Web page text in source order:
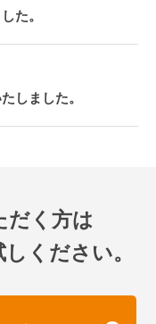
た。
しました。
だく方は
ください。